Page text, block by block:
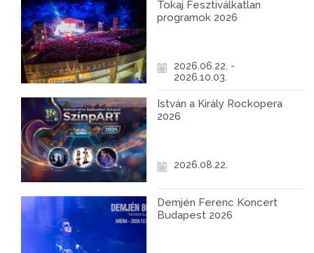
Tokaj Fesztiválkatlan
programok 2026
2026.06.22. -
2026.10.03.
István a Király Rockopera
2026
2026.08.22.
Demjén Ferenc Koncert
Budapest 2026